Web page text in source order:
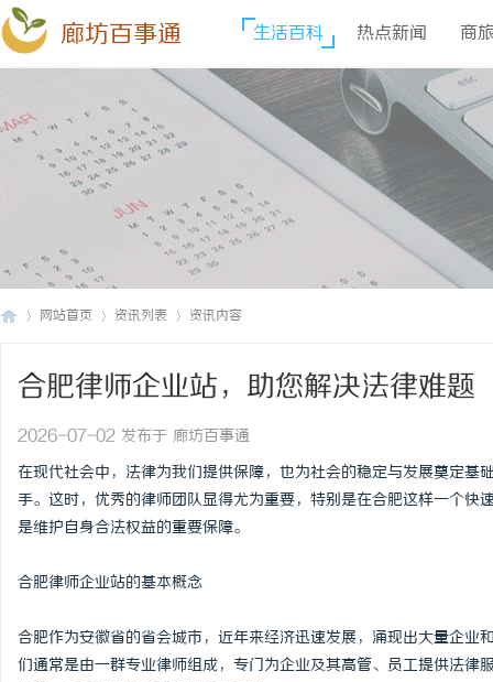
廊坊百事通 生活百科 热点新闻 商
网站首页 资讯列表 资讯内容
合肥律师企业站，助您解决法律难题
2026-07-02 发布于 廊坊百事通
在现代社会中，法律为我们提供保障，也为社会的稳定与发展奠定
手。这时，优秀的律师团队显得尤为重要，特别是在合肥这样一个
是维护自身合法权益的重要保障。
合肥律师企业站的基本概念
合肥作为安徽省的省会城市，近年来经济迅速发展，涌现出大量企
们通常是由一群专业律师组成，专门为企业及其高管、员工提供法